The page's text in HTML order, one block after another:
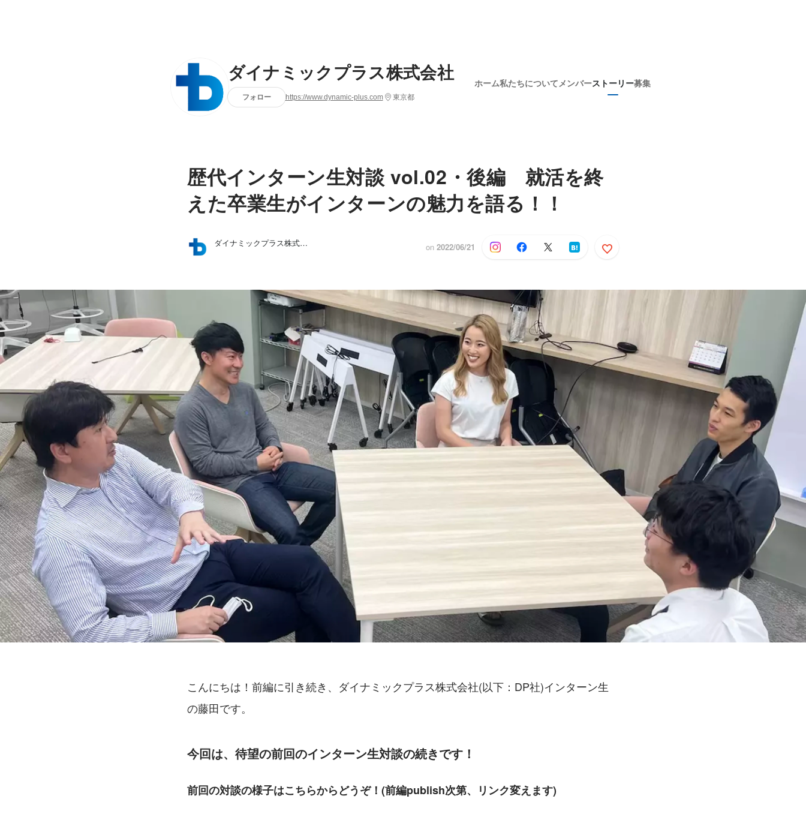
ダイナミックプラス株式会社
フォロー https://www.dynamic-plus.com 東京都
ホーム私たちについて メンバーストーリー募集
歴代インターン生対談 vol.02・後編 就活を終
えた卒業生がインターンの魅力を語る！！
ダイナミックプラス株式会社 on 2022/06/21
こんにちは！前編に引き続き、ダイナミックプラス株式会社(以下：DP社)インターン生
の藤田です。
今回は、待望の前回のインターン生対談の続きです！
前回の対談の様子はこちらからどうぞ！(前編publish次第、リンク変えます)
ダイナミックプラス株式会社
ダイナミックプラス株式会社 /